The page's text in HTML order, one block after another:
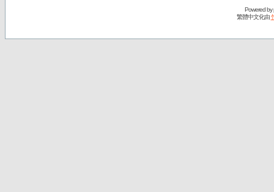
Powered by
繁體中文化由